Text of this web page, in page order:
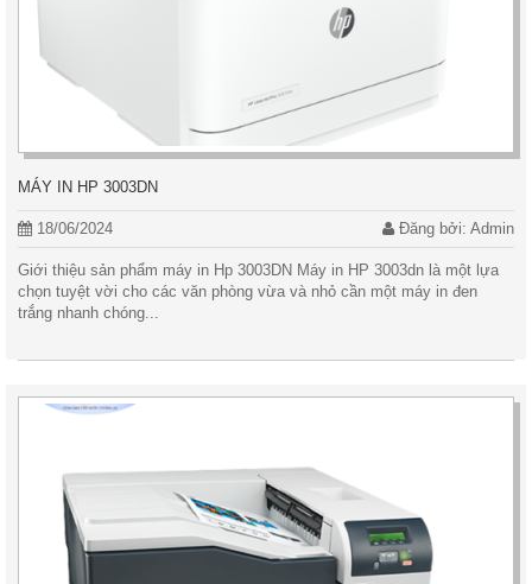
MÁY IN HP 3003DN
18/06/2024 Đăng bởi: Admin
Giới thiệu sản phẩm máy in Hp 3003DN Máy in HP 3003dn là một lựa
chọn tuyệt vời cho các văn phòng vừa và nhỏ cần một máy in đen
trắng nhanh chóng...